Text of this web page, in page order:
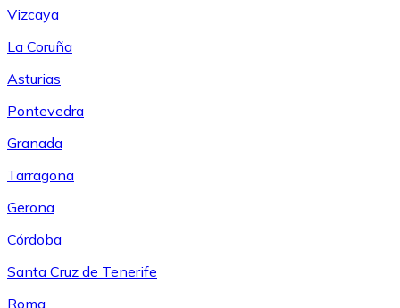
Vizcaya
La Coruña
Asturias
Pontevedra
Granada
Tarragona
Gerona
Córdoba
Santa Cruz de Tenerife
Roma